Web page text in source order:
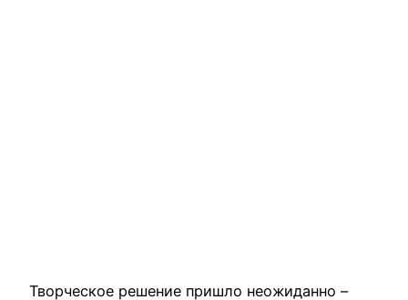
Творческое решение пришло неожиданно –